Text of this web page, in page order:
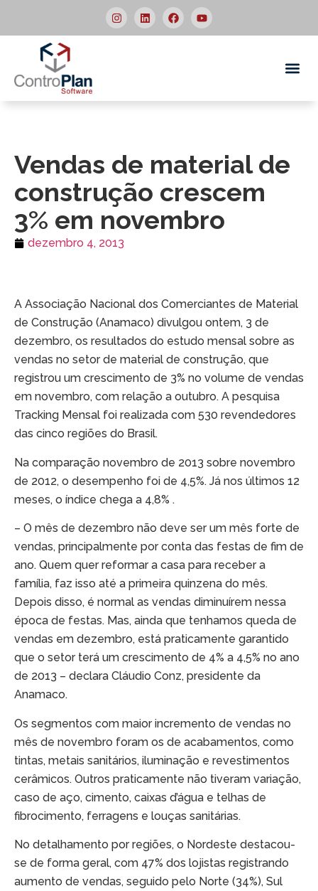
Vendas de material de
construção crescem
3% em novembro
dezembro 4, 2013
A Associação Nacional dos Comerciantes de Material
de Construção (Anamaco) divulgou ontem, 3 de
dezembro, os resultados do estudo mensal sobre as
vendas no setor de material de construção, que
registrou um crescimento de 3% no volume de vendas
em novembro, com relação a outubro. A pesquisa
Tracking Mensal foi realizada com 530 revendedores
das cinco regiões do Brasil.
Na comparação novembro de 2013 sobre novembro
de 2012, o desempenho foi de 4,5%. Já nos últimos 12
meses, o índice chega a 4,8% .
– O mês de dezembro não deve ser um mês forte de
vendas, principalmente por conta das festas de fim de
ano. Quem quer reformar a casa para receber a
família, faz isso até a primeira quinzena do mês.
Depois disso, é normal as vendas diminuírem nessa
época de festas. Mas, ainda que tenhamos queda de
vendas em dezembro, está praticamente garantido
que o setor terá um crescimento de 4% a 4,5% no ano
de 2013 – declara Cláudio Conz, presidente da
Anamaco.
Os segmentos com maior incremento de vendas no
mês de novembro foram os de acabamentos, como
tintas, metais sanitários, iluminação e revestimentos
cerâmicos. Outros praticamente não tiveram variação,
caso de aço, cimento, caixas d’água e telhas de
fibrocimento, ferragens e louças sanitárias.
No detalhamento por regiões, o Nordeste destacou-
se de forma geral, com 47% dos lojistas registrando
aumento de vendas, seguido pelo Norte (34%), Sul